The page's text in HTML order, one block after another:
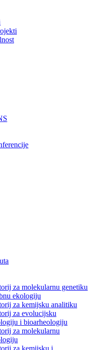
za molekularnu genetiku
ekologiju
za kemijsku analitiku
za evolucijsku
i bioarheologiju
za molekularnu
za kemijsku i